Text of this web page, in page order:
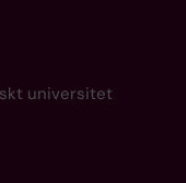
universitet